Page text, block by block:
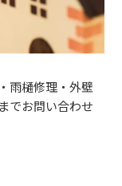
雨樋修理・外壁
でお問い合わせ